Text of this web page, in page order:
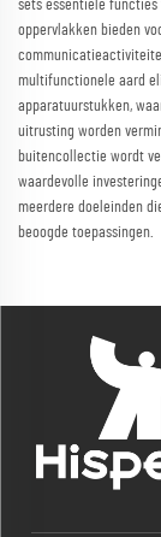
sets essentiële functies
oppervlakken bieden
multifunctionele aard
apparatuurstukken,
uitrusting worden
buitencollectie wordt
waardevolle
meerdere doeleinden
beoogde toepassingen.